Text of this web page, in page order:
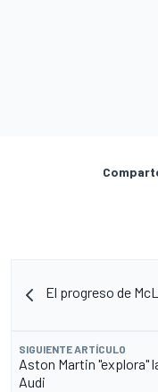
El progreso de
SIGUIENTE ARTÍCULO
Aston Martin "explora"
Audi